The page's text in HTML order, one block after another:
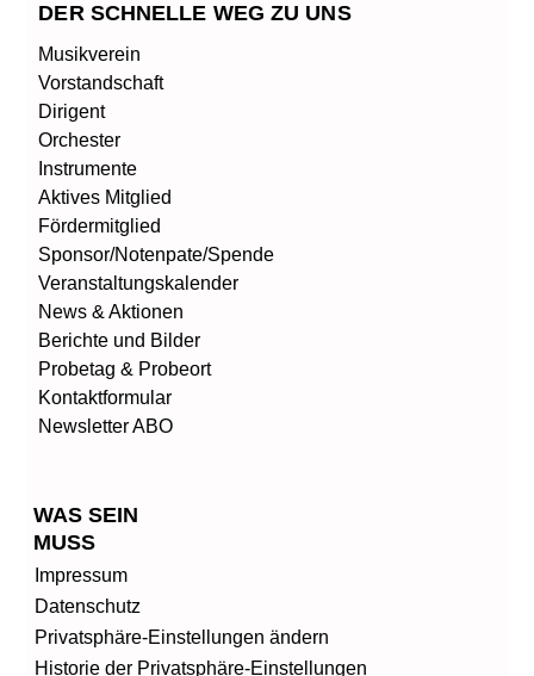
DER SCHNELLE WEG ZU UNS
Musikverein
Vorstandschaft
Dirigent
Orchester
Instrumente
Aktives Mitglied
Fördermitglied
Sponsor/Notenpate/Spende
Veranstaltungskalender
News & Aktionen
Berichte und Bilder
Probetag & Probeort
Kontaktformular
Newsletter ABO
WAS SEIN
MUSS
Impressum
Datenschutz
Privatsphäre-Einstellungen ändern
Historie der Privatsphäre-Einstellungen